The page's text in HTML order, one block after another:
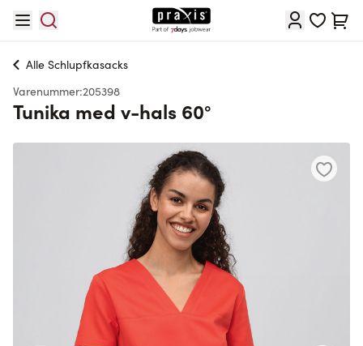
Cart
Alle Schlupfkasacks
Varenummer:205398
Tunika med v-hals 60°